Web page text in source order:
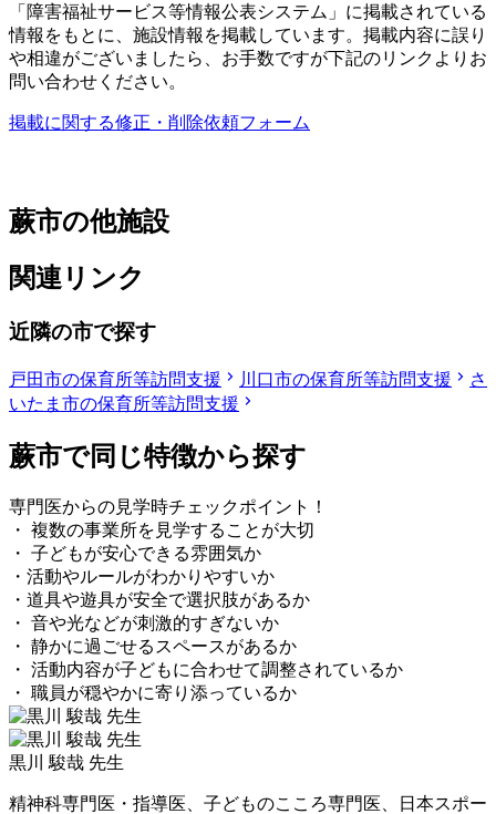
「障害福祉サービス等情報公表システム」に掲載されている
情報をもとに、施設情報を掲載しています。掲載内容に誤り
や相違がございましたら、お手数ですが下記のリンクよりお
問い合わせください。
掲載に関する修正・削除依頼フォーム
蕨市の他施設
関連リンク
近隣の市で探す
戸田市の保育所等訪問支援 川口市の保育所等訪問支援
さ
いたま市の保育所等訪問支援
蕨市で同じ特徴から探す
専門医からの見学時チェックポイント！
・ 複数の事業所を見学することが大切
・ 子どもが安心できる雰囲気か
・活動やルールがわかりやすいか
・道具や遊具が安全で選択肢があるか
・ 音や光などが刺激的すぎないか
・ 静かに過ごせるスペースがあるか
・ 活動内容が子どもに合わせて調整されているか
・ 職員が穏やかに寄り添っているか
黒川 駿哉 先生
精神科専門医・指導医、子どものこころ専門医、日本スポー